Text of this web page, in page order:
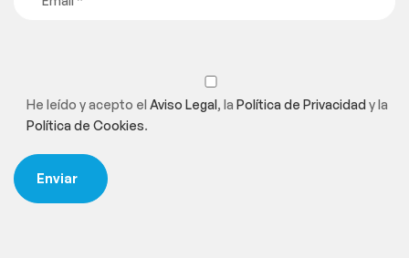
He leído y acepto el Aviso Legal, la Política de Privacidady la
Política de Cookies.